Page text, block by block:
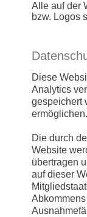
Alle auf der
bzw. Logos
Diese
Analytics
gespeichert
ermöglichen.
Die durch
Website
übertragen
auf dieser